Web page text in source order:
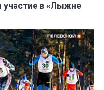
участие в «Лыжне